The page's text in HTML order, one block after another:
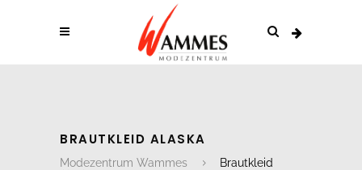
BRAUTKLEID ALASKA
Modezentrum Wammes
Brautkleid